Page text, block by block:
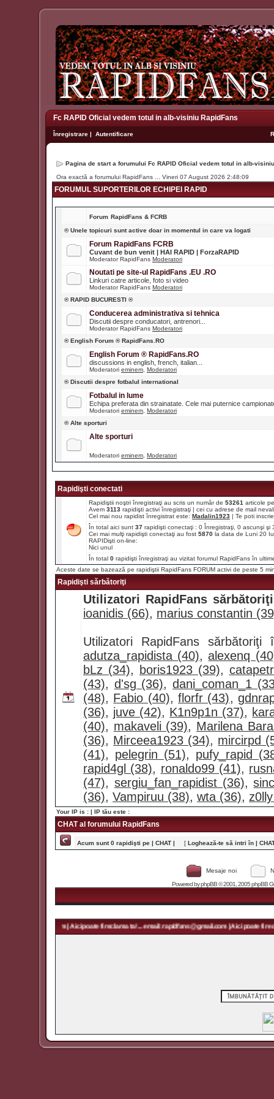
Fc RAPID Oficial vedem totul in alb-visiniu RapidFans
Înregistrare | Autentificare
Pagina de start a forumului Fc RAPID Oficial vedem totul in alb-
Ora exactă a forumului RapidFans ... Vineri 07 August 2026 2:48:09
FORUMUL SUPORTERILOR ECHIPEI RAPID
Forum RapidFans & FCRB
® Unele topicuri sunt active doar in momentul in care va logati
Forum RapidFans FCRB
Cuvant de bun venit | HAI RAPID | ForzaRAPID
Moderator RapidFans Moderatori
Noutati pe site-ul RapidFans .EU .RO
Linkuri catre articole, foto si video
Moderator RapidFans Moderatori
® RAPID BUCURESTI ®
Conducerea administrativa si tehnica
Discutii despre conducatori, antrenori...
Moderator RapidFans Moderatori
® English Forum ® RapidFans.RO
English Forum ® RapidFans.RO
discussions in english, french, italian...
Moderatori eminem Moderatori
® Discutii despre fotbalul international
Fotbalul in lume
Echipa preferata din strainatate. Cele mai puternice
Moderatori eminem Moderatori
® Alte sporturi
Alte sporturi
Moderatori eminem Moderatori
Rapidişti conectati
Rapidiştii noştri înregistraţi au scris un număr de 53261 articole
Avem 3113 rapidişti activi înregistraţi | cei cu adrese de mail
Cel mai nou rapidist înregistrat este: Madalin1923 | Te poti
În total aici sunt 37 rapidişti conectaţi : 0 Înregistraţi, 0 ascunşi
Cei mai mulţi rapidişti conectaţi au fost 5870 la data de Luni 20
RAPIDişti on-line:
Nici unul
În total 0 rapidişti înregistraţi au vizitat forumul RapidFans în
Aceste date se bazează pe rapidiştii RapidFans FORUM activi de peste 5
Rapidişti sărbătoriţi
Utilizatori RapidFans
ioanidis (66), marius constantin
Utilizatori RapidFans
adutza_rapidista (40),alexenq
bLz (34), boris1923 (39),
(43), d'sg (36),dani_coman_1
(48), Fabio (40),florfr (43),
(36), juve (42), K1n9p1n (37),
(40), makaveli (39), Marilena
(36), Mirceea1923 (34), mircirpd
(41), pelegrin (51), pufy_rapid
rapid4gl (38), ronaldo99 (41),
(47), sergiu_fan_rapidist (36),
(36), Vampiruu (38), wta (36),
Your IP is : | IP tău este :
CHAT al forumului RapidFans
Acum sunt 0 rapidişti pe | CHAT | [ Loghează-te să intri în |
Mesaje noi
Powered byphpBB© 2001, 2005 phpBB
| Aici poate fi reclama ta! ... email: rapidfans@gmail.com | Aici poate fi